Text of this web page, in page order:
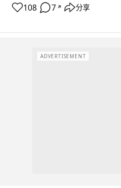
108 7 ↗ 分享
ADVERTISEMENT